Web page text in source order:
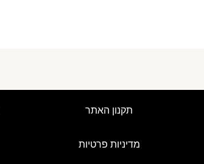
תקנון האתר
מדיניות פרטיות